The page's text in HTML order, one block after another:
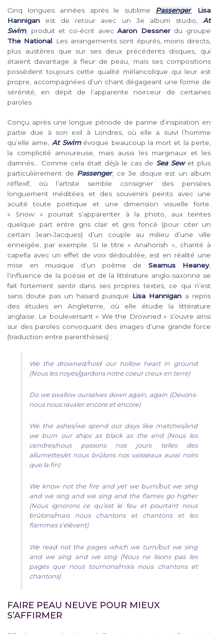
Cinq longues années après le sublime Passenger, Lisa
Hannigan est de retour avec un 3e album studio, At
Swim, produit et co-écrit avecAaron Dessnerdu groupe
The National. Les arrangements sont épurés, moins directs,
plus austères que sur ses deux précédents disques, qui
étaient davantage à fleur de peau, mais ses compositions
possèdent toujours cette qualité mélancolique qui leur est
propre, accompagnées d’un chant dégageant une forme de
sérénité, en dépit de l’apparente noirceur de certaines
paroles.
Conçu après une longue période de panne d’inspiration en
partie due à son exil à Londres, où elle a suivi l’homme
qu’elle aime, At Swimévoque beaucoup la mort et la perte,
la complicité amoureuse, mais aussi les marginaux et les
damnés… Comme cela était déjà le cas de Sea Sewet plus
particulièrement de Passenger, ce 3e disque est un album
réflexif, où l’artiste semble consigner des pensées
longuement méditées et des souvenirs peints avec une
acuité toute poétique et une dimension visuelle forte.
« Snow » pourrait s’apparenter à la photo, aux teintes
quelque part entre gris clair et gris foncé (pour citer un
certain Jean-Jacques) d’un couple au milieu d’une ville
enneigée, par exemple. Si le titre « Anahorish », chanté à
capella avec un effet de voix dédoublée, est en réalité une
mise en musique d’un poème de Seamus Heaney,
l’influence de la poésie et de la littérature anglo-saxonne se
fait fortement sentir dans ses propres textes, ce qui n’est
sans doute pas un hasard puisque Lisa Hannigan a repris
des études en Angleterre, où elle étudie la littérature
anglaise. Le bouleversant « We the Drowned » s’ouvre ainsi
sur des paroles convoquant des images d’une grande force
(traduction entre parenthèses) :
We the drowned/hold our hollow heart in ground
(Nous les noyés/gardons notre coeur creux en terre)
Do we swallow ourselves down again, again (Devons-
nous nous ravaler encore et encore)
We the ashes/we spend our days like matches/and
we burn our ships as black as the end (Nous les
cendres/nous passons nos jours telles des
allumettes/et nous brûlons nos vaisseaux aussi noirs
que la fin)
We know not the fire and yet we burn/but we sing
and we sing and we sing and the flames go higher
(Nous ignorons ce qu’est le feu et pourtant nous
brûlons/mais nous chantons et chantons et les
flammes s’élèvent)
We read not the pages which we turn/but we sing
and we sing and we sing (Nous ne lisons pas les
pages que nous tournons/mais nous chantons et
chantons)
FAIRE PEAU NEUVE POUR MIEUX
S’AFFIRMER